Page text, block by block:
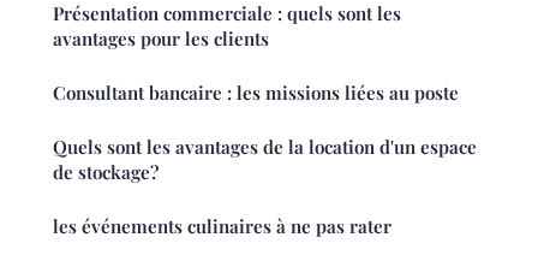
Présentation commerciale : quels sont les
avantages pour les clients
Consultant bancaire : les missions liées au poste
Quels sont les avantages de la location d'un espace
de stockage?
les événements culinaires à ne pas rater